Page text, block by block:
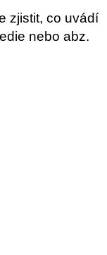
zjistit, co uvádí
nebo abz.